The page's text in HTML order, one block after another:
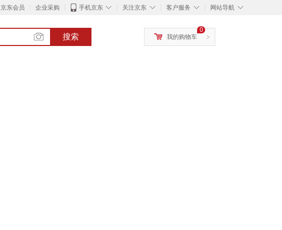
京东会员 企业采购 ◇
手机京东 ◇
关注京东 ◇
客户服务 ◇
网站导航
搜索 >
0
我的购物车